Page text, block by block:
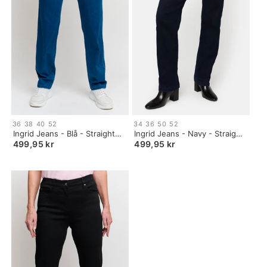
Ingrid Jeans - Blå - Straight
Fit - Brede Lægge
499,95 kr
Size:
34
selected
36 38 40 52
Ingrid Jeans - Navy - Straight
Fit - Brede Lægge
499,95 kr
Size:
34
selected
34 36 50 52